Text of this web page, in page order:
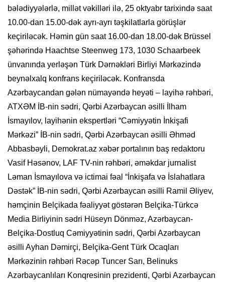
bələdiyyələrlə, millət vəkilləri ilə, 25 oktyabr tarixində saat
10.00-dan 15.00-dək ayrı-ayrı təşkilatlarla görüşlər
keçiriləcək. Həmin gün saat 16.00-dan 18.00-dək Brüssel
şəhərində Haachtse Steenweg 173, 1030 Schaarbeek
ünvanında yerləşən Türk Dərnəkləri Birliyi Mərkəzində
beynəlxalq konfrans keçiriləcək. Konfransda
Azərbaycandan gələn nümayəndə heyəti – layihə rəhbəri,
ATXƏM İB-nin sədri, Qərbi Azərbaycan əsilli İlham
İsmayılov, layihənin ekspertləri “Cəmiyyətin İnkişafi
Mərkəzi” İB-nin sədri, Qərbi Azərbaycan əsilli Əhməd
Abbasbəyli, Demokrat.az xəbər portalının baş redaktoru
Vasif Həsənov, LAF TV-nin rəhbəri, əməkdar jurnalist
Ləman İsmayılova və ictimai fəal “İnkişafa və İslahatlara
Dəstək” İB-nin sədri, Qərbi Azərbaycan əsilli Ramil Əliyev,
həmçinin Belçikada fəaliyyət göstərən Belçika-Türkcə
Media Birliyinin sədri Hüseyn Dönməz, Azərbaycan-
Belçika-Dostluq Cəmiyyətinin sədri, Qərbi Azərbaycan
əsilli Ayhan Dəmirçi, Belçika-Gent Türk Ocaqları
Mərkəzinin rəhbəri Rəcəp Tuncer Sarı, Belinuks
Azərbaycanlıları Konqresinin prezidenti, Qərbi Azərbaycan